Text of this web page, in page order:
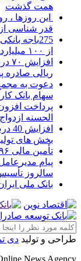
همت گذشت
این روزها ،
قدر شناسی
275باجه
از ۱۰۰ میلیارد ریال افزایش دادند
ریالی صادره
دعوت به
سهام بانک
الحسنه
بخش های
تأمین مالی ۳۹۶ هزار واحد نهضت ملی توسط بانک مسکن
سالروز
بانک ملی
طراحی و تولید دی
News Agency